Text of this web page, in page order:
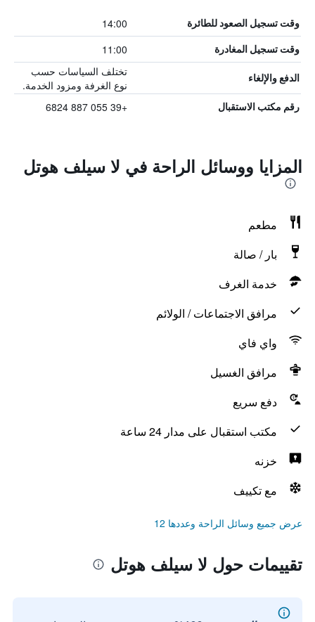
وقت تسجيل الصعود للطائرة 14:00
وقت تسجيل المغادرة 11:00
الدفع والإلغاء
تختلف السياسات حسب
نوع الغرفة ومزود الخدمة.
رقم مكتب الاستقبال +39 055 887 6824
المزايا ووسائل الراحة في لا سيلف هوتل
مطعم
بار / صالة
خدمة الغرف
مرافق الاجتماعات / الولائم
واي فاي
مرافق الغسيل
دفع سريع
مكتب استقبال على مدار 24 ساعة
خزنه
مع تكييف
عرض جميع وسائل الراحة وعددها 12
تقييمات حول لا سيلف هوتل